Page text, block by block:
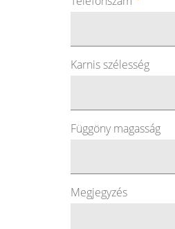
Karnis szélesség
Függöny magasság
Megjegyzés